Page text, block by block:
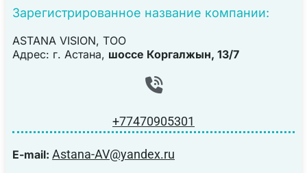
Зарегистрированное название компании:
ASTANA VISION, TOO
Адрес: г. Астана, шоссе Коргалжын, 13/7
+77470905301
E-mail: Astana-AV@yandex.ru